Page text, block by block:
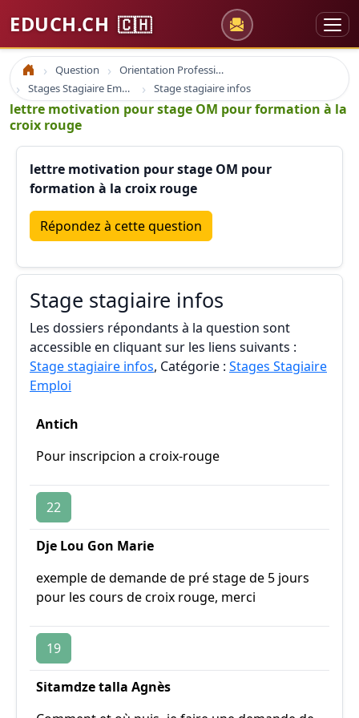
EDUCH.CH 🇨🇭
Accueil Question
Orientation Professionnelle
Stages Stagiaire Emploi
Stage stagiaire infos
lettre motivation pour stage OM pour formation à la
croix rouge
lettre motivation pour stage OM pour
formation à la croix rouge
Répondez à cette question
Stage stagiaire infos
Les dossiers répondants à la question sont
accessible en cliquant sur les liens suivants :
Stage stagiaire infos, Catégorie : Stages Stagiaire
Emploi
Antich
Pour inscripcion a croix-rouge
22
Dje Lou Gon Marie
exemple de demande de pré stage de 5 jours
pour les cours de croix rouge, merci
19
Sitamdze talla Agnès